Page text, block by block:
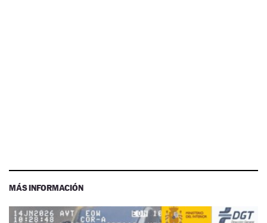
MÁS INFORMACIÓN